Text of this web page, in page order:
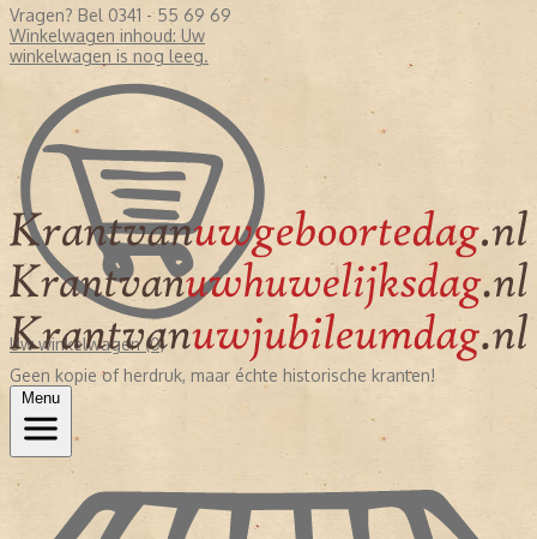
Vragen? Bel 0341 - 55 69 69
Winkelwagen inhoud: Uw
winkelwagen is nog leeg.
Uw winkelwagen (0)
Geen kopie of herdruk, maar échte historische kranten!
Menu